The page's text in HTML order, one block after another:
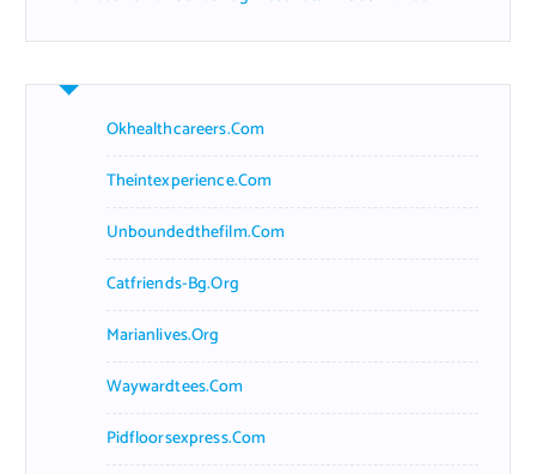
Okhealthcareers.com
Theintexperience.com
Unboundedthefilm.com
Catfriends-Bg.org
Marianlives.org
Waywardtees.com
Pidfloorsexpress.com